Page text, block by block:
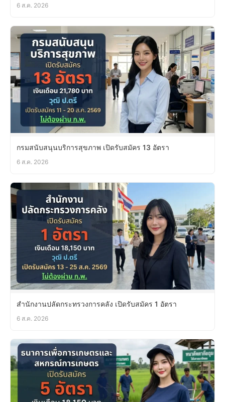
6 ส.ค. 2026
กรมสนับสนุนบริการสุขภาพ เปิดรับสมัคร 13 อัตรา
6 ส.ค. 2026
สำนักงานปลัดกระทรวงการคลัง เปิดรับสมัคร 1 อัตรา
6 ส.ค. 2026